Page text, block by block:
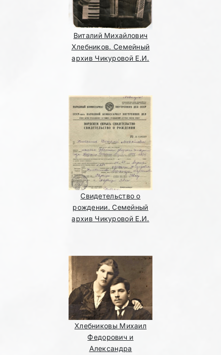
Виталий Михайлович
Хлебников. Семейный
архив Чикуровой Е.И.
Свидетельство о
рождении. Семейный
архив Чикуровой Е.И.
Хлебниковы Михаил
Федорович и
Александра